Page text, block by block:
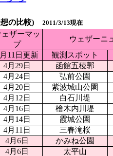
の比較) 2011/3/13現在
ェザーマッ
プ
ウェザーニ
11日更新 観測スポット
4月29日 函館五稜郭
4月24日 弘前公園
4月20日 紫波城山公園
4月12日 白石川堤
4月16日 檜木内川堤
4月14日 霞城公園
4月11日 三春滝桜
4月6日 かみね公園
4月6日 太平山